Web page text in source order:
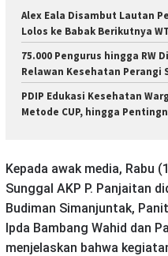
Alex Eala Disambut Lautan
Lolos ke Babak Berikutnya
75.000 Pengurus hingga RW
Relawan Kesehatan Perangi
PDIP Edukasi Kesehatan
Metode CUP, hingga
Kepada awak media, Rabu
Sunggal AKP P. Panjaitan
Budiman Simanjuntak,
Ipda Bambang Wahid dan
menjelaskan bahwa